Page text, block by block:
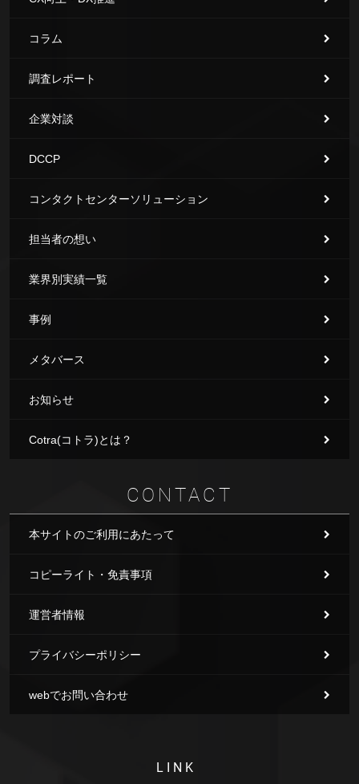
コラム
調査レポート
企業対談
DCCP
コンタクトセンターソリューション
担当者の想い
業界別実績一覧
事例
メタバース
お知らせ
Cotra(コトラ)とは？
CONTACT
本サイトのご利用にあたって
コピーライト・免責事項
運営者情報
プライバシーポリシー
webでお問い合わせ
LINK